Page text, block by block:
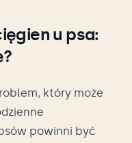
u psa:
który może
powinni być